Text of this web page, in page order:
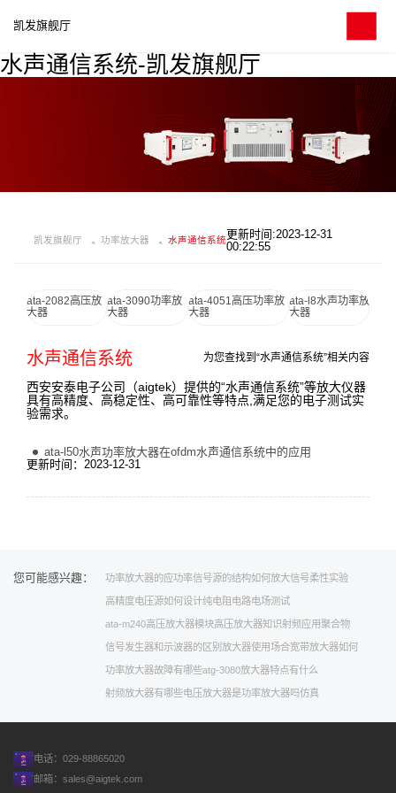
水声通信系统-凯发旗舰厅
凯发旗舰厅
凯发旗舰厅 功率放大器 水声通信系统更新时间:2023-12-31
00:22:55
ata-2082高压放
大器
ata-3090功率放
大器
ata-4051高压功率放
大器
ata-l8水声功率放
大器
水声通信系统 为您查找到“水声通信系统”相关内容
西安安泰电子公司（aigtek）提供的“水声通信系统”等放大仪器
具有高精度、高稳定性、高可靠性等特点,满足您的电子测试实
验需求。
ata-l50水声功率放大器在ofdm水声通信系统中的应用
更新时间：2023-12-31
您可能感兴趣： 功率放大器的应功率信号源的结构如何放大信号柔性实验
高精度电压源如何设计纯电阻电路电场测试
ata-m240高压放大器模块高压放大器知识射频应用 聚合物
信号发生器和示波器的区别 放大器使用场合宽带放大器如何
功率放大器故障有哪些atg-3080放大器特点有什么
射频放大器有哪些电压放大器是功率放大器吗仿真
电话：029-88865020
邮箱： sales@aigtek.com